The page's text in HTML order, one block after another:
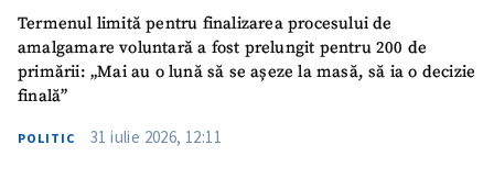
Termenul limită pentru finalizarea procesului de
amalgamare voluntară a fost prelungit pentru 200 de
primării: „Mai au o lună să se așeze la masă, să ia o decizie
finală”
POLITIC 31 iulie 2026, 12:11